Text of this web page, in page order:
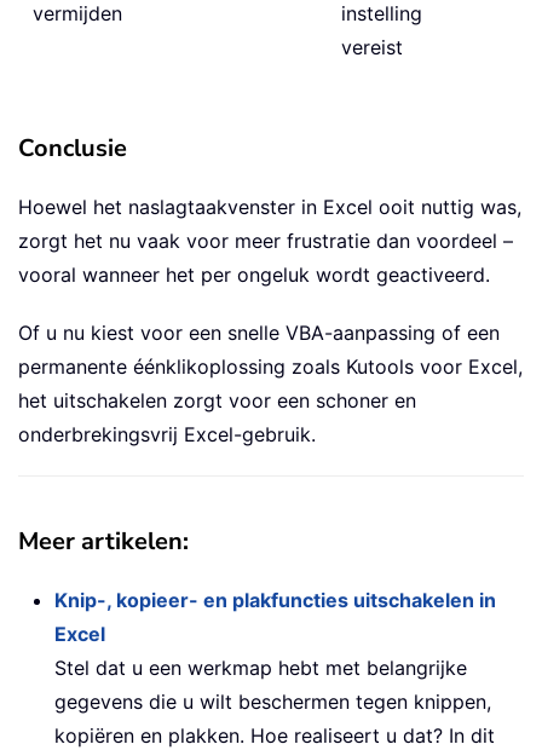
vermijden
instelling
vereist
Conclusie
Hoewel het naslagtaakvenster in Excel ooit nuttig was,
zorgt het nu vaak voor meer frustratie dan voordeel –
vooral wanneer het per ongeluk wordt geactiveerd.
Of u nu kiest voor een snelle VBA-aanpassing of een
permanente éénklikoplossing zoals Kutools voor Excel,
het uitschakelen zorgt voor een schoner en
onderbrekingsvrij Excel-gebruik.
Meer artikelen:
Knip-, kopieer- en plakfuncties uitschakelen in
Excel
Stel dat u een werkmap hebt met belangrijke
gegevens die u wilt beschermen tegen knippen,
kopiëren en plakken. Hoe realiseert u dat? In dit